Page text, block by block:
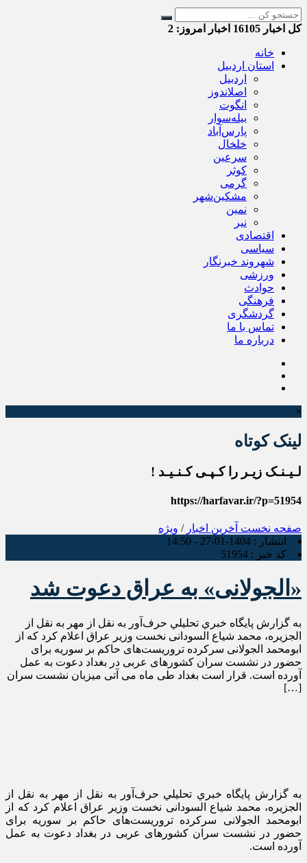
کل اخبار اخبار امروز: 2
خانه
استان اردبیل
اردبیل
اصلاندوز
انگوت
بیله‌سوار
پارس‌آباد
خلخال
سرعین
کوثر
گرمی
مشکین‌شهر
نمین
نیر
اقتصادی
سیاسی
شهروند خبرنگار
ورزشی
حوادث
فرهنگی
گردشگری
تماس با ما
درباره ما
×
لینک کوتاه
لـیـنـک زیـر را کـپـی کـنـیـد !
https://harfavar.ir/?p=51954
صفحه نخست آخرین اخبار / ویژه
انتشار : 1404-01-27 - 14:50
کد خبر : 51954
«الجولانی» به عراق دعوت شد
به گزارش پايگاه خبري تحليلي حرف‌آور به نقل از مهر به نقل از
الجزیره، محمد شیاع السودانی نخست وزیر عراق اعلام کرد که از
ابومحمد الجولانی سرکرده تروریست‌های حاکم بر سوریه برای
حضور در نشست سران کشورهای عربی در بغداد دعوت به عمل
آورده است. قرار است بغداد طی ماه می آتی میزبان نشست سران
[…]
به گزارش پايگاه خبري تحليلي حرف‌آور به نقل از مهر به نقل از
الجزیره، محمد شیاع السودانی نخست وزیر عراق اعلام کرد که از
ابومحمد
الجولانی سرکرده تروریست‌های حاکم بر سوریه برای
حضور در نشست سران کشورهای عربی در بغداد دعوت به عمل
آورده است.